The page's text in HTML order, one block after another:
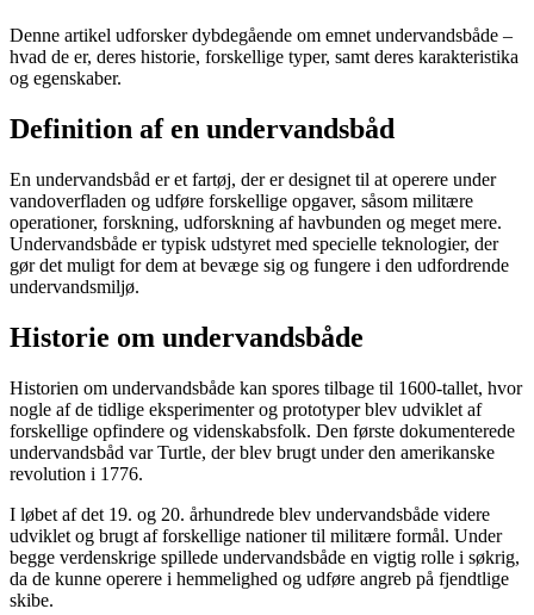
Denne artikel udforsker dybdegående om emnet undervandsbåde –
hvad de er, deres historie, forskellige typer, samt deres karakteristika
og egenskaber.
Definition af en undervandsbåd
En undervandsbåd er et fartøj, der er designet til at operere under
vandoverfladen og udføre forskellige opgaver, såsom militære
operationer, forskning, udforskning af havbunden og meget mere.
Undervandsbåde er typisk udstyret med specielle teknologier, der
gør det muligt for dem at bevæge sig og fungere i den udfordrende
undervandsmiljø.
Historie om undervandsbåde
Historien om undervandsbåde kan spores tilbage til 1600-tallet, hvor
nogle af de tidlige eksperimenter og prototyper blev udviklet af
forskellige opfindere og videnskabsfolk. Den første dokumenterede
undervandsbåd var Turtle, der blev brugt under den amerikanske
revolution i 1776.
I løbet af det 19. og 20. århundrede blev undervandsbåde videre
udviklet og brugt af forskellige nationer til militære formål. Under
begge verdenskrige spillede undervandsbåde en vigtig rolle i søkrig,
da de kunne operere i hemmelighed og udføre angreb på fjendtlige
skibe.